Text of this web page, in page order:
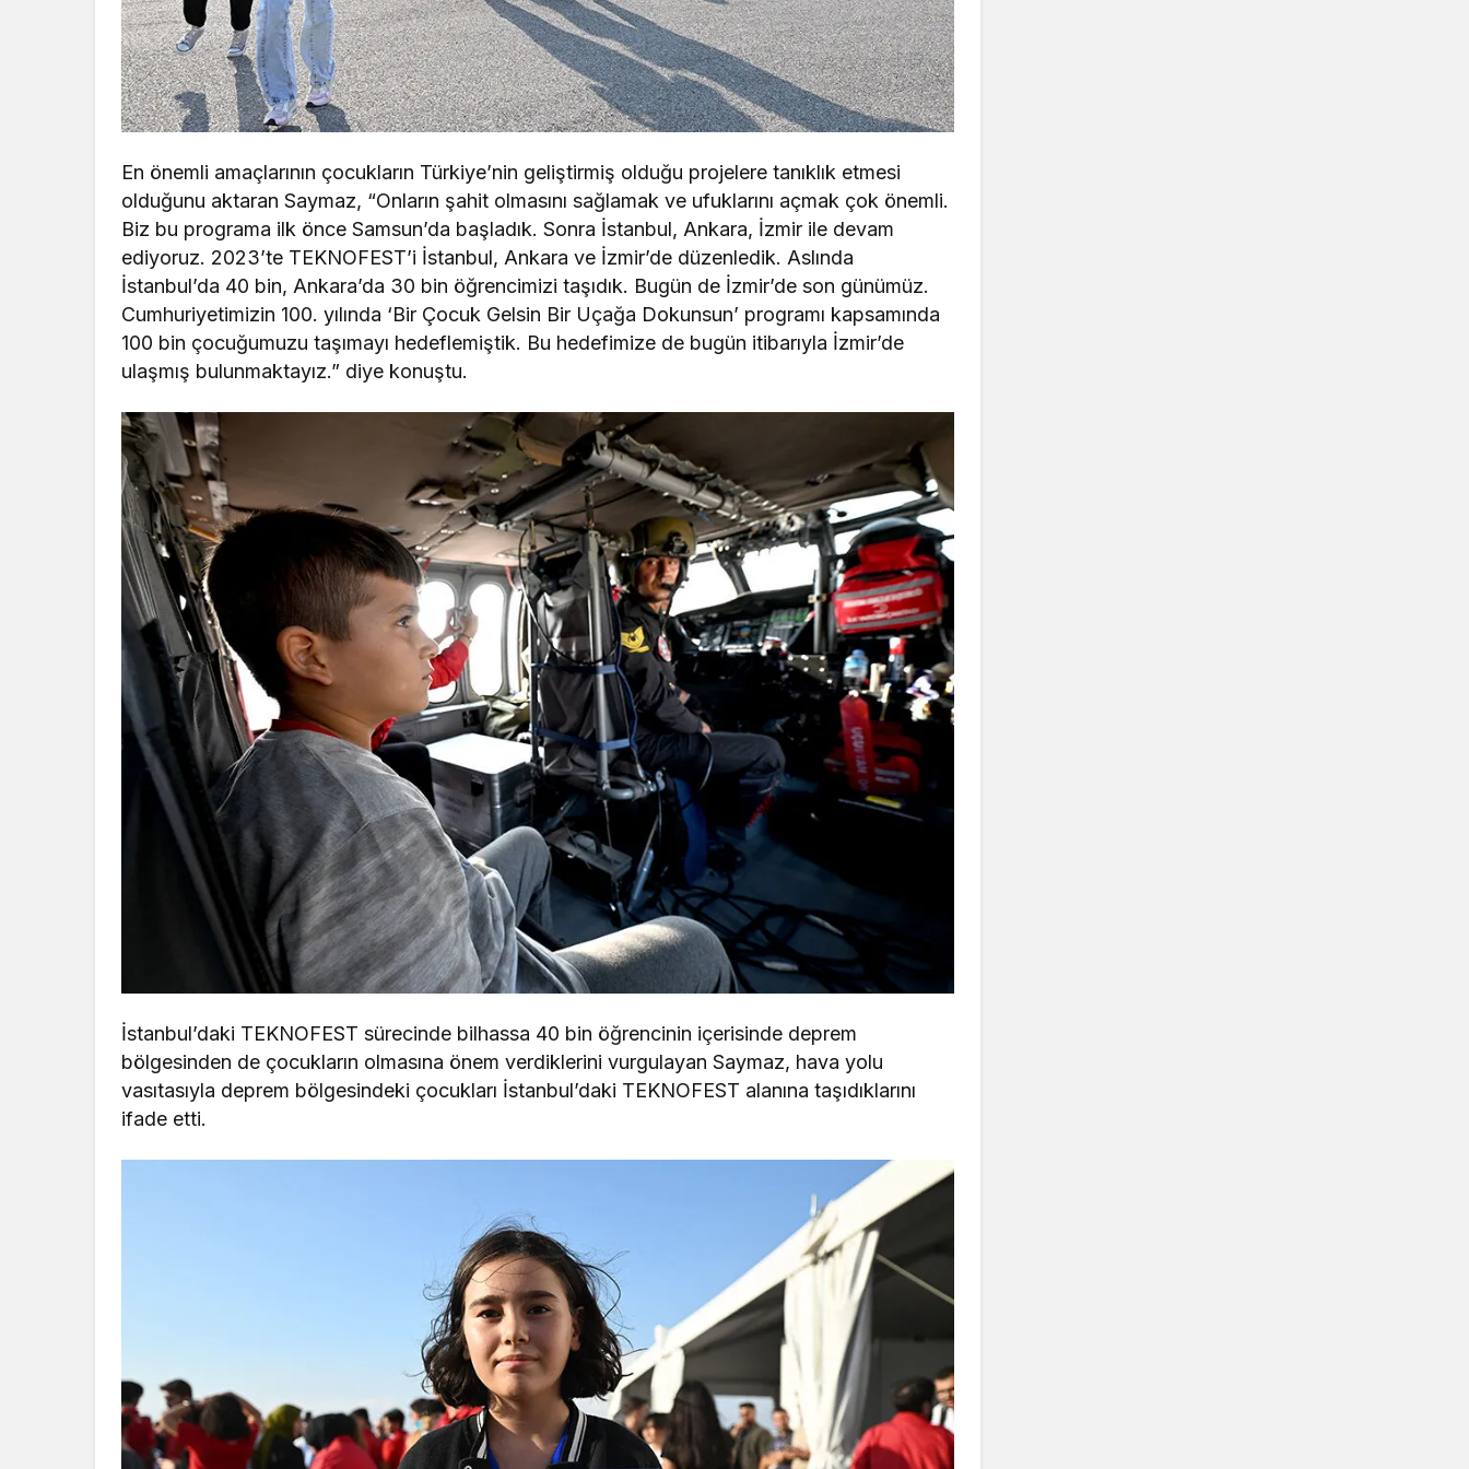
En önemli amaçlarının çocukların Türkiye’nin geliştirmiş olduğu projelere tanıklık etmesi
olduğunu aktaran Saymaz, “Onların şahit olmasını sağlamak ve ufuklarını açmak çok önemli.
Biz bu programa ilk önce Samsun’da başladık. Sonra İstanbul, Ankara, İzmir ile devam
ediyoruz. 2023’te TEKNOFEST’i İstanbul, Ankara ve İzmir’de düzenledik. Aslında
İstanbul’da 40 bin, Ankara’da 30 bin öğrencimizi taşıdık. Bugün de İzmir’de son günümüz.
Cumhuriyetimizin 100. yılında ‘Bir Çocuk Gelsin Bir Uçağa Dokunsun’ programı kapsamında
100 bin çocuğumuzu taşımayı hedeflemiştik. Bu hedefimize de bugün itibarıyla İzmir’de
ulaşmış bulunmaktayız.” diye konuştu.
İstanbul’daki TEKNOFEST sürecinde bilhassa 40 bin öğrencinin içerisinde deprem
bölgesinden de çocukların olmasına önem verdiklerini vurgulayan Saymaz, hava yolu
vasıtasıyla deprem bölgesindeki çocukları İstanbul’daki TEKNOFEST alanına taşıdıklarını
ifade etti.